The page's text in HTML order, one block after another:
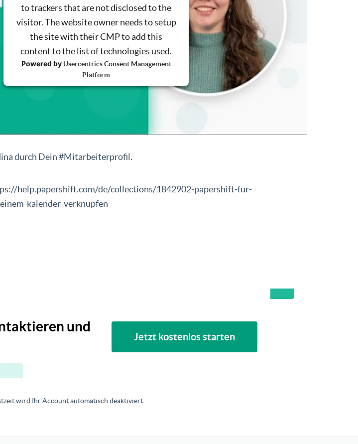
to trackers that are not disclosed to the
visitor. The website owner needs to setup
the site with their CMP to add this
content to the list of technologies used.
Powered by Usercentrics Consent Management
Platform
durch Dein #Mitarbeiterprofil.
help.papershift.com/de/collections/1842902-papershift-fur-
kalender-verknupfen
und
Jetzt kostenlos starten
wird Ihr Account automatisch deaktiviert.